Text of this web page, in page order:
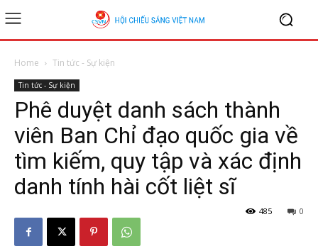
Home Tin tức - Sự kiện
Tin tức - Sự kiện
Phê duyệt danh sách thành
viên Ban Chỉ đạo quốc gia về
tìm kiếm, quy tập và xác định
danh tính hài cốt liệt sĩ
0
485